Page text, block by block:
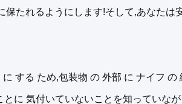
たれるようにします!そして,あなたは
する ため,包装物 の 外部 に ナイフ の
に 気付いていないことを知っていな